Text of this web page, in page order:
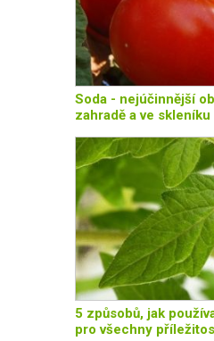
Soda - nejúčinnější
zahradě a ve skleníku
5 způsobů, jak
pro všechny